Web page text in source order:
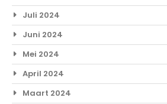
Juli 2024
Juni 2024
Mei 2024
April 2024
Maart 2024